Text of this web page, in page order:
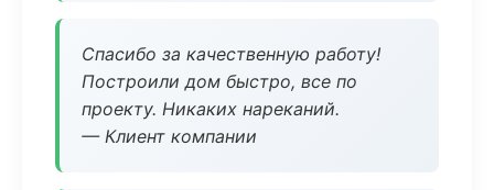
Спасибо за качественную работу!
Построили дом быстро, все по
проекту. Никаких нареканий.
— Клиент компании